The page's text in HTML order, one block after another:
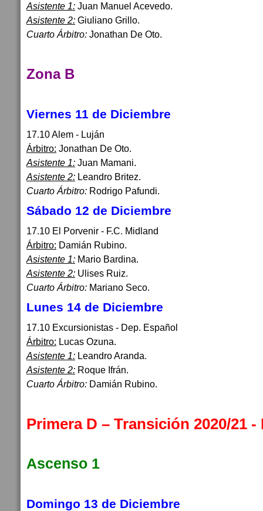
Asistente 1: Juan Manuel Acevedo.
Asistente 2: Giuliano Grillo.
Cuarto Árbitro: Jonathan De Oto.
Zona B
Viernes 11 de Diciembre
17.10 Alem - Luján
Árbitro: Jonathan De Oto.
Asistente 1: Juan Mamani.
Asistente 2: Leandro Britez.
Cuarto Árbitro: Rodrigo Pafundi.
Sábado 12 de Diciembre
17.10 El Porvenir - F.C. Midland
Árbitro: Damián Rubino.
Asistente 1: Mario Bardina.
Asistente 2: Ulises Ruiz.
Cuarto Árbitro: Mariano Seco.
Lunes 14 de Diciembre
17.10 Excursionistas - Dep. Español
Árbitro: Lucas Ozuna.
Asistente 1: Leandro Aranda.
Asistente 2: Roque Ifrán.
Cuarto Árbitro: Damián Rubino.
Primera D – Transición 2020/21 -
Ascenso 1
Domingo 13 de Diciembre